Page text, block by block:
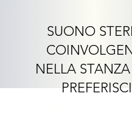
SUONO
NELLA
PREFERISCI